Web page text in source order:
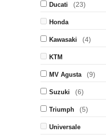
Ducati (23)
Honda
Kawasaki (4)
KTM
MV Agusta (9)
Suzuki (6)
Triumph (5)
Universale